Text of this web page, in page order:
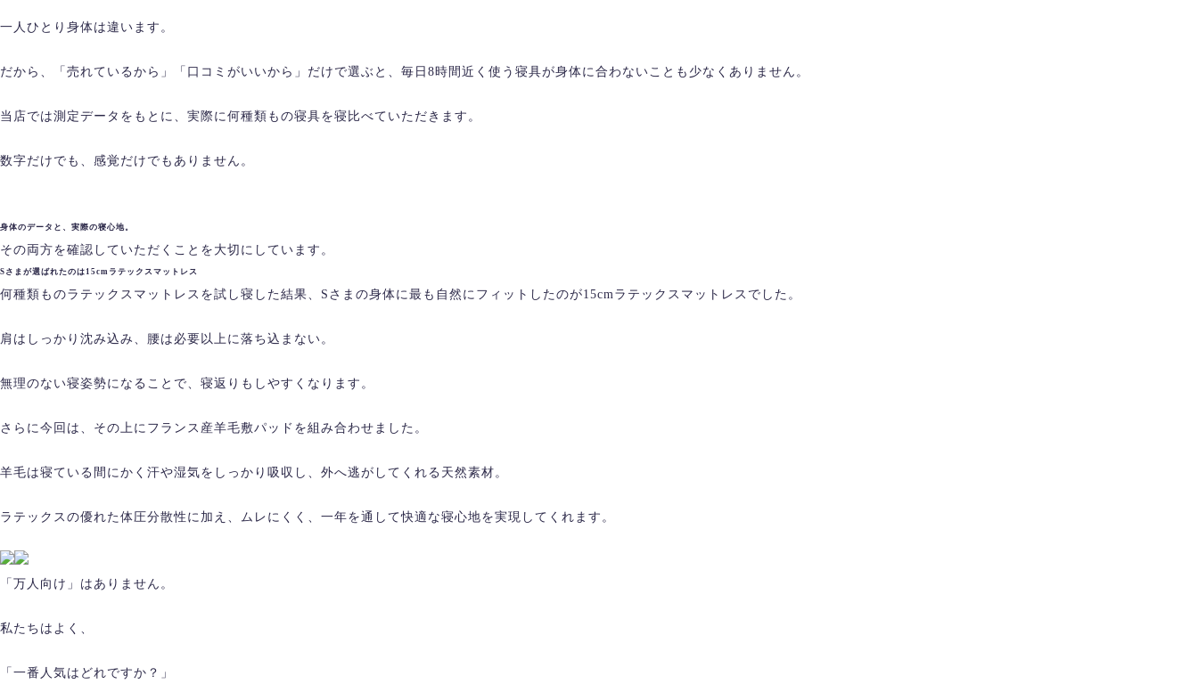
一人ひとり身体は違います。
だから、「売れているから」「口コミがいいから」だけで選ぶと、毎日8時間近く使う寝具が身体に合わないことも少なくありません。
当店では測定データをもとに、実際に何種類もの寝具を寝比べていただきます。
数字だけでも、感覚だけでもありません。
身体のデータと、実際の寝心地。
その両方を確認していただくことを大切にしています。
Sさまが選ばれたのは15cmラテックスマットレス
何種類ものラテックスマットレスを試し寝した結果、Sさまの身体に最も自然にフィットしたのが15cmラテックスマットレスでした。
肩はしっかり沈み込み、腰は必要以上に落ち込まない。
無理のない寝姿勢になることで、寝返りもしやすくなります。
さらに今回は、その上にフランス産羊毛敷パッドを組み合わせました。
羊毛は寝ている間にかく汗や湿気をしっかり吸収し、外へ逃がしてくれる天然素材。
ラテックスの優れた体圧分散性に加え、ムレにくく、一年を通して快適な寝心地を実現してくれます。
「万人向け」はありません。
私たちはよく、
「一番人気はどれですか？」